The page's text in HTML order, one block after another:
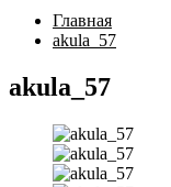
Главная
akula_57
akula_57